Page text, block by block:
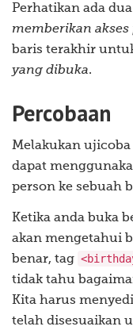
/**
* Closes the
     */
@FXML
}
Perhatikan ada
memberikan
baris terakhir
yang dibuka.
Percobaan
Melakukan
dapat
person ke sebuah
Ketika anda buka
akan mengetahui
benar, tag
tidak tahu
Kita harus
telah disesuaikan